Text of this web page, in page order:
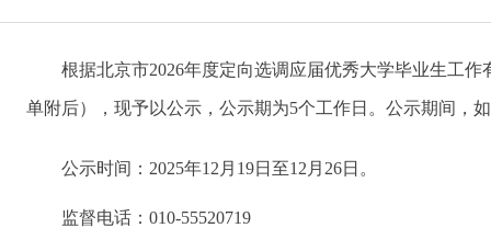
根据北京市2026年度定向选调应届优秀大学毕业生工
单附后），现予以公示，公示期为5个工作日。公示期间，
公示时间：2025年12月19日至12月26日。
监督电话：010-55520719